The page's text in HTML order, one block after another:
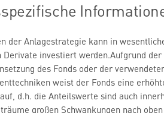
der Anlagestrategie kann in
Derivate investiert werden.Aufgrund der
des Fonds oder der
weist der Fonds eine
d.h. die Anteilswerte sind auch
großen Schwankungen nach